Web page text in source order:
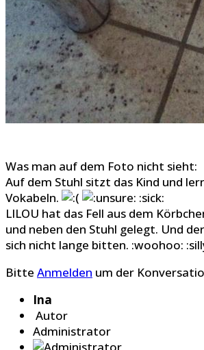
Was man auf dem Foto nicht sieht:
Auf dem Stuhl sitzt das Kind und
Vokabeln.
:sick:
LILOU hat das Fell aus dem
und neben den Stuhl gelegt. Und
sich nicht lange bitten. :woohoo:
Bitte Anmelden um der
Ina
Autor
Administrator